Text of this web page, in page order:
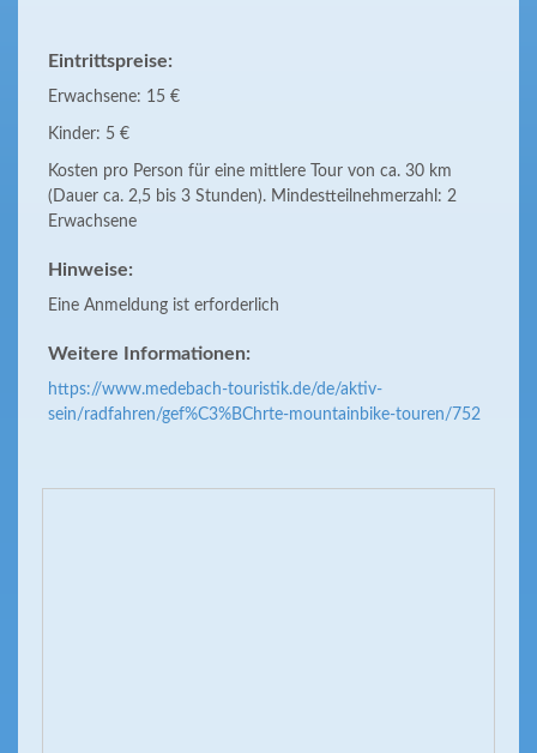
Eintrittspreise:
Erwachsene: 15 €
Kinder: 5 €
Kosten pro Person für eine mittlere Tour von ca. 30 km
(Dauer ca. 2,5 bis 3 Stunden). Mindestteilnehmerzahl: 2
Erwachsene
Hinweise:
Eine Anmeldung ist erforderlich
Weitere Informationen:
https://www.medebach-touristik.de/de/aktiv-
sein/radfahren/gef%C3%BChrte-mountainbike-touren/752